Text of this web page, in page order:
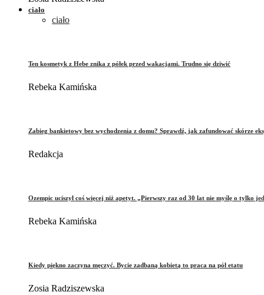
ciało
ciało
Ten kosmetyk z Hebe znika z półek przed wakacjami. Trudno się dziwić
Rebeka Kamińska
Zabieg bankietowy bez wychodzenia z domu? Sprawdź, jak zafundować skórze
Redakcja
Ozempic uciszył coś więcej niż apetyt. „Pierwszy raz od 30 lat nie myślę o tylko
Rebeka Kamińska
Kiedy piękno zaczyna męczyć. Bycie zadbaną kobietą to praca na pół etatu
Zosia Radziszewska